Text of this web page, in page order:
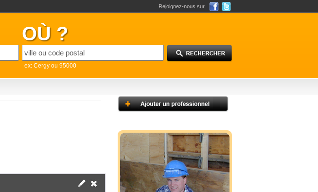
Rejoignez-nous sur
OÙ ?
ex: Cergy ou 95000